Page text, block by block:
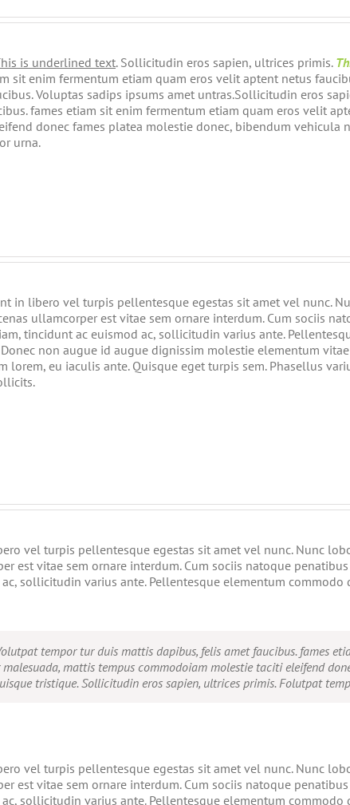
is underlined text. Sollicitudin eros sapien, ultrices primis.
sit enim fermentum etiam quam eros velit aptent netus
Voluptas sadips ipsums amet untras.Sollicitudin eros
fames etiam sit enim fermentum etiam quam eros velit
donec fames platea molestie donec, bibendum vehicula
urna.
in libero vel turpis pellentesque egestas sit amet vel nunc.
ullamcorper est vitae sem ornare interdum. Cum sociis
tincidunt ac euismod ac, sollicitudin varius ante.
non augue id augue dignissim molestie elementum
lorem, eu iaculis ante. Quisque eget turpis sem. Phasellus
vel turpis pellentesque egestas sit amet vel nunc. Nunc
est vitae sem ornare interdum. Cum sociis natoque
sollicitudin varius ante. Pellentesque elementum
tempor tur duis mattis dapibus, felis amet faucibus. fames
mattis tempus commodoiam molestie taciti eleifend
tristique. Sollicitudin eros sapien, ultrices primis. Folutpat
vel turpis pellentesque egestas sit amet vel nunc. Nunc
est vitae sem ornare interdum. Cum sociis natoque
sollicitudin varius ante. Pellentesque elementum